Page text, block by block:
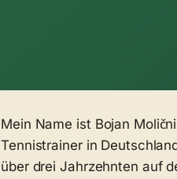
Mein Name ist Bojan
Tennistrainer in
über drei Jahrzehnten auf